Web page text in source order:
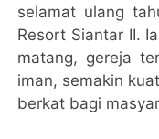
selamat ulang
Resort Siantar II.
matang, gereja
iman, semakin
berkat bagi